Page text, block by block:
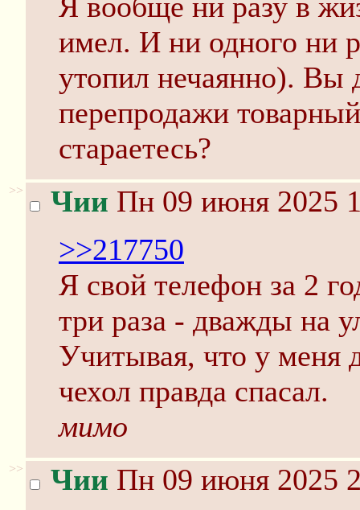
имел. И ни одного ни
утопил нечаянно). Вы
перепродажи
стараетесь?
>> Чии Пн 09 июня 2025
>>217750
Я свой телефон за 2
три раза - дважды на
Учитывая, что у меня
чехол правда спасал.
мимо
>> Чии Пн 09 июня 2025